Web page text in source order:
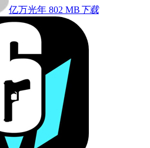
亿万光年 802 MB 下载